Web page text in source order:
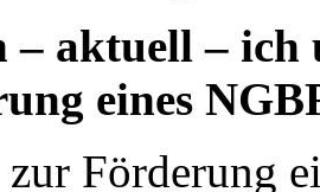
– aktuell –
eines
Förderung